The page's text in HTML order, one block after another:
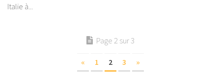
Italie à...
Page 2 sur 3
« 1 2 3 »